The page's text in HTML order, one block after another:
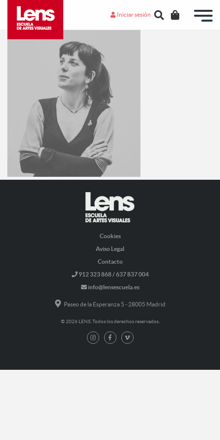
Iniciar sesión
Cookies
Aviso Legal
Contacto
912 323 868 / 637 837 004
info@lensescuela.es
Paseo de la Esperanza 5 - 28005 Madrid
© 2026 LENS. Todos los derechos reservados.